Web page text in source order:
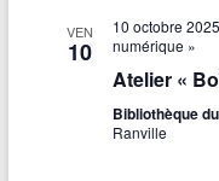
VEN
10
10 octobre
numérique »
Atelier «
Bibliothèque
Ranville